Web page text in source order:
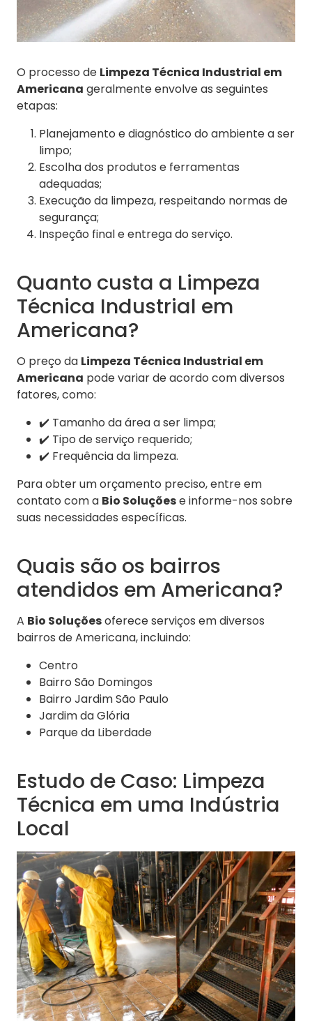
O processo de Limpeza Técnica Industrial em
Americana geralmente envolve as seguintes
etapas:
Planejamento e diagnóstico do ambiente a ser
limpo;
Escolha dos produtos e ferramentas
adequadas;
Execução da limpeza, respeitando normas de
segurança;
Inspeção final e entrega do serviço.
Quanto custa a Limpeza
Técnica Industrial em
Americana?
O preço da Limpeza Técnica Industrial em
Americana pode variar de acordo com diversos
fatores, como:
✔️ Tamanho da área a ser limpa;
✔️ Tipo de serviço requerido;
✔️ Frequência da limpeza.
Para obter um orçamento preciso, entre em
contato com a Bio Soluçõese informe-nos sobre
suas necessidades específicas.
Quais são os bairros
atendidos em Americana?
A Bio Soluçõesoferece serviços em diversos
bairros de Americana, incluindo:
Centro
Bairro São Domingos
Bairro Jardim São Paulo
Jardim da Glória
Parque da Liberdade
Estudo de Caso: Limpeza
Técnica em uma Indústria
Local